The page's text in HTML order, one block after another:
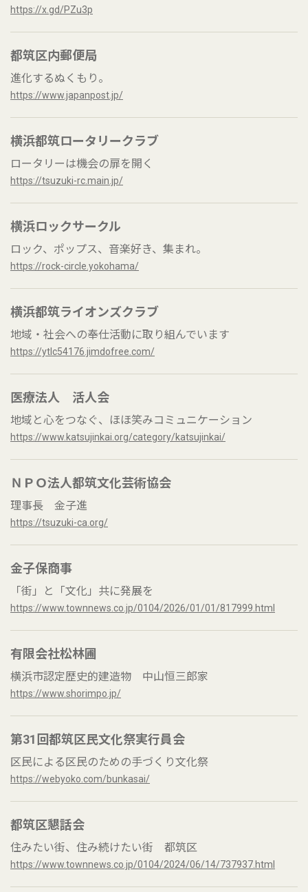
https://x.gd/PZu3p
都筑区内郵便局
進化するぬくもり。
https://www.japanpost.jp/
横浜都筑ロータリークラブ
ロータリーは機会の扉を開く
https://tsuzuki-rc.main.jp/
横浜ロックサークル
ロック、ポップス、音楽好き、集まれ。
https://rock-circle.yokohama/
横浜都筑ライオンズクラブ
地域・社会への奉仕活動に取り組んでいます
https://ytlc54176.jimdofree.com/
医療法人 活人会
地域と心をつなぐ、ほほ笑みコミュニケーション
https://www.katsujinkai.org/category/katsujinkai/
ＮＰＯ法人都筑文化芸術協会
理事長 金子進
https://tsuzuki-ca.org/
金子保商事
「街」と「文化」共に発展を
https://www.townnews.co.jp/0104/2026/01/01/817999.html
有限会社松林圃
横浜市認定歴史的建造物 中山恒三郎家
https://www.shorimpo.jp/
第31回都筑区民文化祭実行員会
区民による区民のための手づくり文化祭
https://webyoko.com/bunkasai/
都筑区懇話会
住みたい街、住み続けたい街 都筑区
https://www.townnews.co.jp/0104/2024/06/14/737937.html